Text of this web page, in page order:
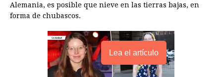
Alemania, es posible que nieve en las tierras bajas, en
forma de chubascos.
Lea el artículo